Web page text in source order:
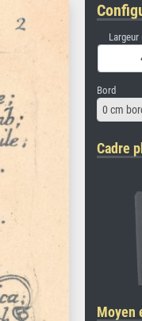
Bord
0 cm
Cadre
Moyen